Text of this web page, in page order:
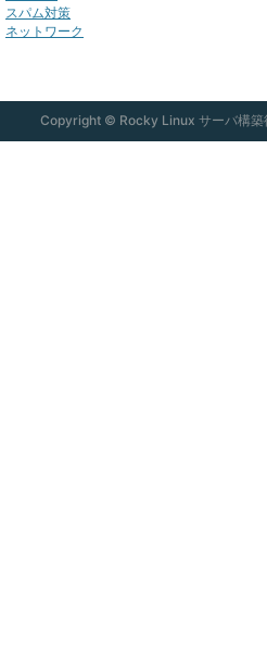
スパム対策
ネットワーク
Copyright © Rocky Linux サーバ構築